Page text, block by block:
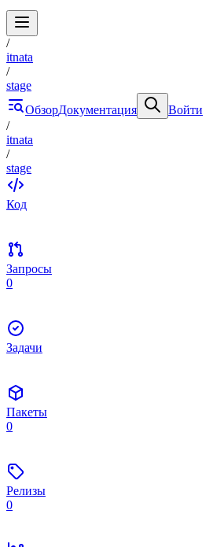
/
itnata
/
stage
ОбзорДокументация
Войти
/
itnata
/
stage
Код
Запросы
0
Задачи
Пакеты
0
Релизы
0